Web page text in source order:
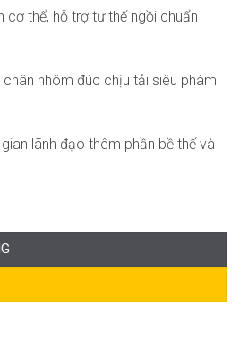
thể, hỗ trợ tư thế ngồi chuẩn
nhôm đúc chịu tải siêu phàm
lãnh đạo thêm phần bề thế và